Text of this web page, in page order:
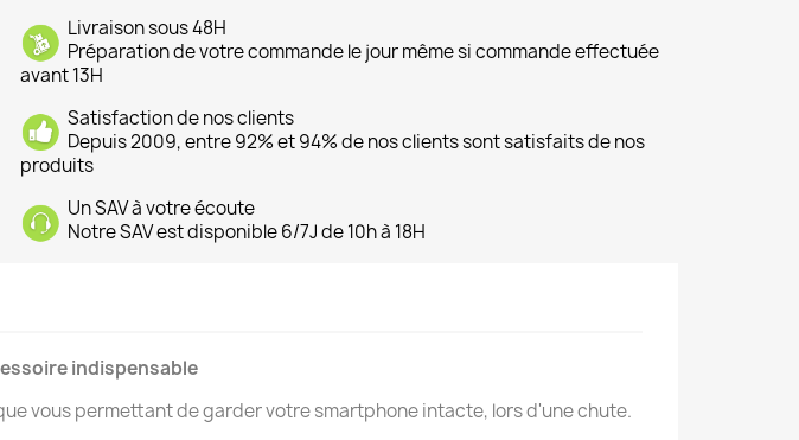
Livraison sous 48H
Préparation de votre commande le jour même si commande effectuée
avant 13H
Satisfaction de nos clients
Depuis 2009, entre 92% et 94% de nos clients sont satisfaits de nos
produits
Un SAV à votre écoute
Notre SAV est disponible 6/7J de 10h à 18H
indispensable
vous permettant de garder votre smartphone intacte, lors d'une chute.